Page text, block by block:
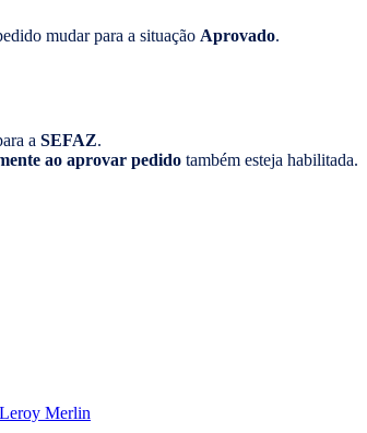
mudar para a situação Aprovado.
a SEFAZ.
ao aprovar pedido também esteja habilitada.
Merlin